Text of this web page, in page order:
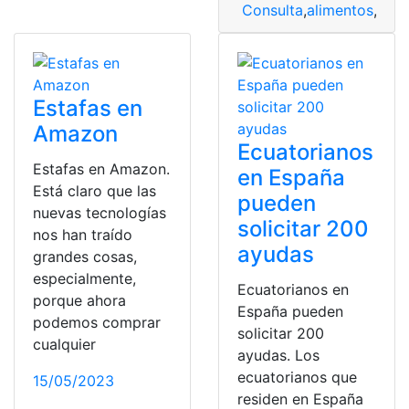
Consulta,alimentos,
Estafas en
Amazon
Estafas en Amazon.
Está claro que las
nuevas tecnologías
nos han traído
grandes cosas,
especialmente,
porque ahora
podemos comprar
cualquier
15/05/2023
Ecuatorianos
en España
pueden
solicitar 200
ayudas
Ecuatorianos en
España pueden
solicitar 200
ayudas. Los
ecuatorianos que
residen en España